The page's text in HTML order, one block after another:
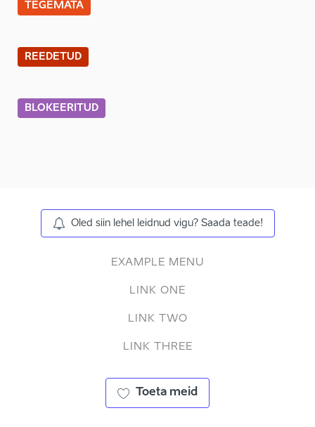
TEGEMATA
REEDETUD
BLOKEERITUD
Oled siin lehel leidnud vigu? Saada teade!
EXAMPLE MENU
LINK ONE
LINK TWO
LINK THREE
Toeta meid